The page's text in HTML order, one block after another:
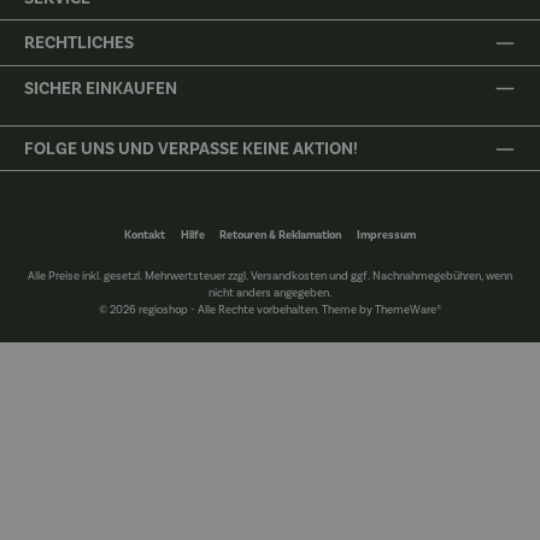
RECHTLICHES
SICHER EINKAUFEN
FOLGE UNS UND VERPASSE KEINE AKTION!
Kontakt Hilfe Retouren & Reklamation Impressum
Alle Preise inkl. gesetzl. Mehrwertsteuer zzgl.Versandkostenund ggf. Nachnahmegebühren, wenn
nicht anders angegeben.
© 2026 regioshop - Alle Rechte vorbehalten. Theme byThemeWare®